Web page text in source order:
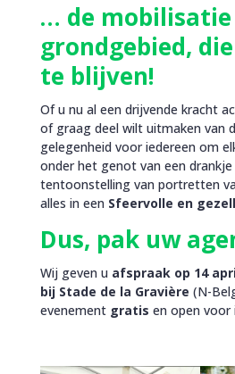
… de
grondgebied,
te blijven!
Of u nu al een drijvende kracht
of graag deel wilt uitmaken van
gelegenheid voor iedereen om
onder het genot van een drankje
tentoonstelling van portretten
alles in een Sfeervolle en
Dus, pak uw
Wij geven u afspraak op 14
bij Stade de la Gravière (N-
evenement gratis en open voor